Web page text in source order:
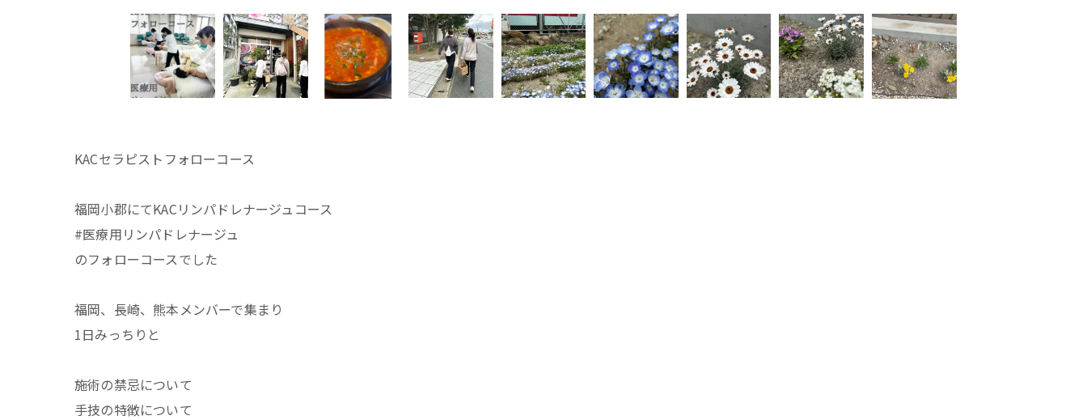
KACセラピストフォローコース
福岡小郡にてKACリンパドレナージュコース
#医療用リンパドレナージュ
のフォローコースでした
福岡、長崎、熊本メンバーで集まり
1日みっちりと
施術の禁忌について
手技の特徴について